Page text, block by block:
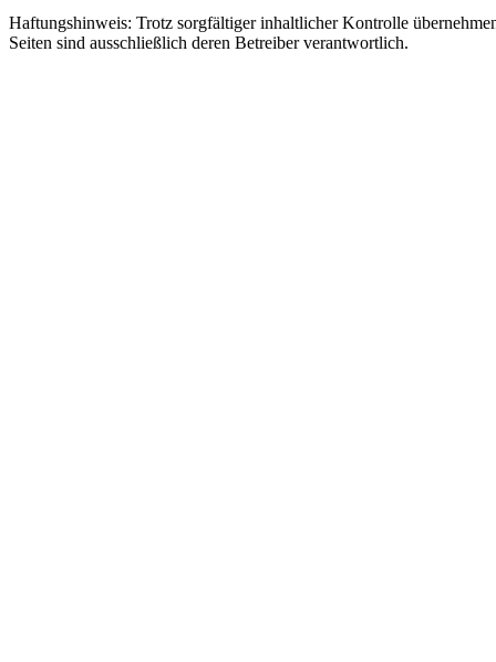
Haftungshinweis: Trotz sorgfältiger inhaltlicher Kontrolle
Seiten sind ausschließlich deren Betreiber verantwortlich.